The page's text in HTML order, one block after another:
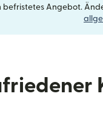
befristetes Angebot.